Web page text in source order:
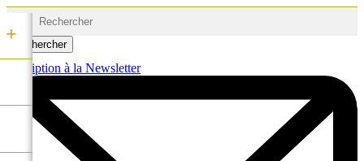
+ Rechercher
Inscription à la Newsletter